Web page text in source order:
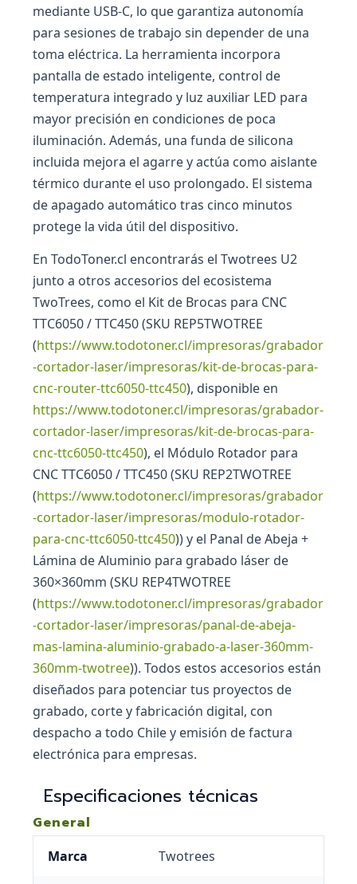
mediante USB-C, lo que garantiza autonomía
para sesiones de trabajo sin depender de una
toma eléctrica. La herramienta incorpora
pantalla de estado inteligente, control de
temperatura integrado y luz auxiliar LED para
mayor precisión en condiciones de poca
iluminación. Además, una funda de silicona
incluida mejora el agarre y actúa como aislante
térmico durante el uso prolongado. El sistema
de apagado automático tras cinco minutos
protege la vida útil del dispositivo.
En TodoToner.cl encontrarás el Twotrees U2
junto a otros accesorios del ecosistema
TwoTrees, como el Kit de Brocas para CNC
TTC6050 / TTC450 (SKU REP5TWOTREE
(https://www.todotoner.cl/impresoras/grabador
-cortador-laser/impresoras/kit-de-brocas-para-
cnc-router-ttc6050-ttc450), disponible en
https://www.todotoner.cl/impresoras/grabador-
cortador-laser/impresoras/kit-de-brocas-para-
cnc-ttc6050-ttc450), el Módulo Rotador para
CNC TTC6050 / TTC450 (SKU REP2TWOTREE
(https://www.todotoner.cl/impresoras/grabador
-cortador-laser/impresoras/modulo-rotador-
para-cnc-ttc6050-ttc450)) y el Panal de Abeja +
Lámina de Aluminio para grabado láser de
360×360mm (SKU REP4TWOTREE
(https://www.todotoner.cl/impresoras/grabador
-cortador-laser/impresoras/panal-de-abeja-
mas-lamina-aluminio-grabado-a-laser-360mm-
360mm-twotree)). Todos estos accesorios están
diseñados para potenciar tus proyectos de
grabado, corte y fabricación digital, con
despacho a todo Chile y emisión de factura
electrónica para empresas.
Especificaciones técnicas
General
Marca Twotrees